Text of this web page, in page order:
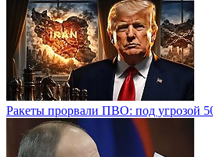
Ракеты прорвали ПВО: под угрозой